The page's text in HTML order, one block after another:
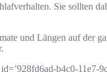
Sie sollten
und Längen auf der
b4c0-11e7-